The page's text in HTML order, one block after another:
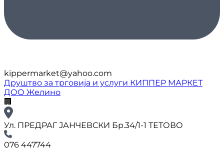
kippermarket@yahoo.com
Друштво за трговија и услуги КИППЕР МАРКЕТ
ДОО Желино
🏢
Ул. ПРЕДРАГ ЈАНЧЕВСКИ Бр.34/1-1 ТЕТОВО
076 447744